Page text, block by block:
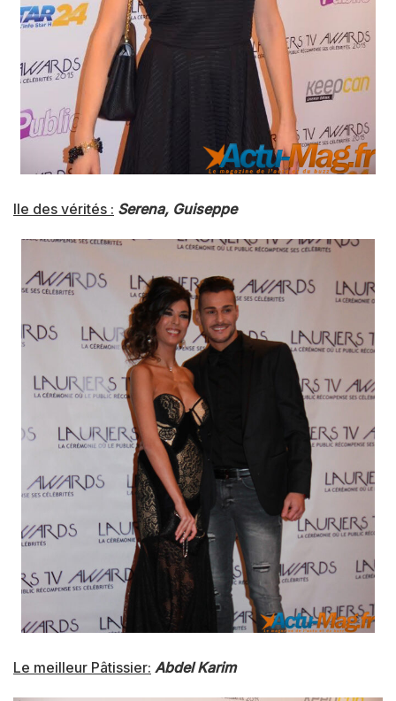
Ile des vérités : Serena, Guiseppe
Le meilleur Pâtissier: Abdel Karim